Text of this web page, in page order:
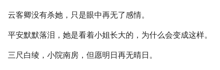
云客卿没有杀她，只是眼中再无了感情。
平安默默落泪，她是看着小姐长大的，为什么会变成这样。
三尺白绫，小院南房，但愿明日再无晴日。